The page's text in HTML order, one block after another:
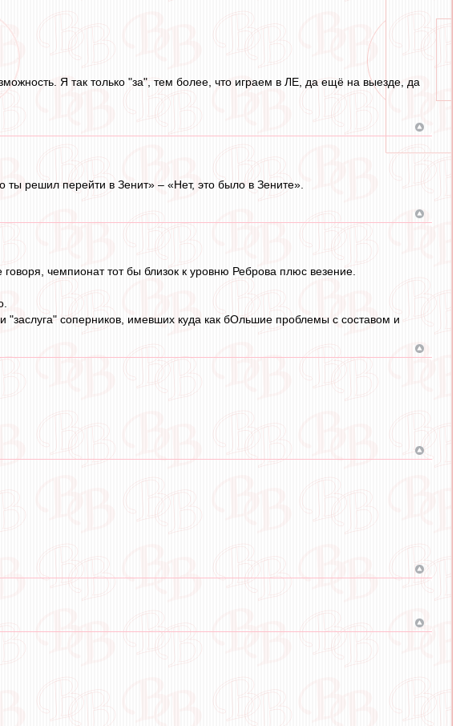
Я так только "за", тем более, что играем в ЛЕ, да ещё на выезде, да
решил перейти в Зенит» – «Нет, это было в Зените».
чемпионат тот бы близок к уровню Реброва плюс везение.
соперников, имевших куда как бОльшие проблемы с составом и